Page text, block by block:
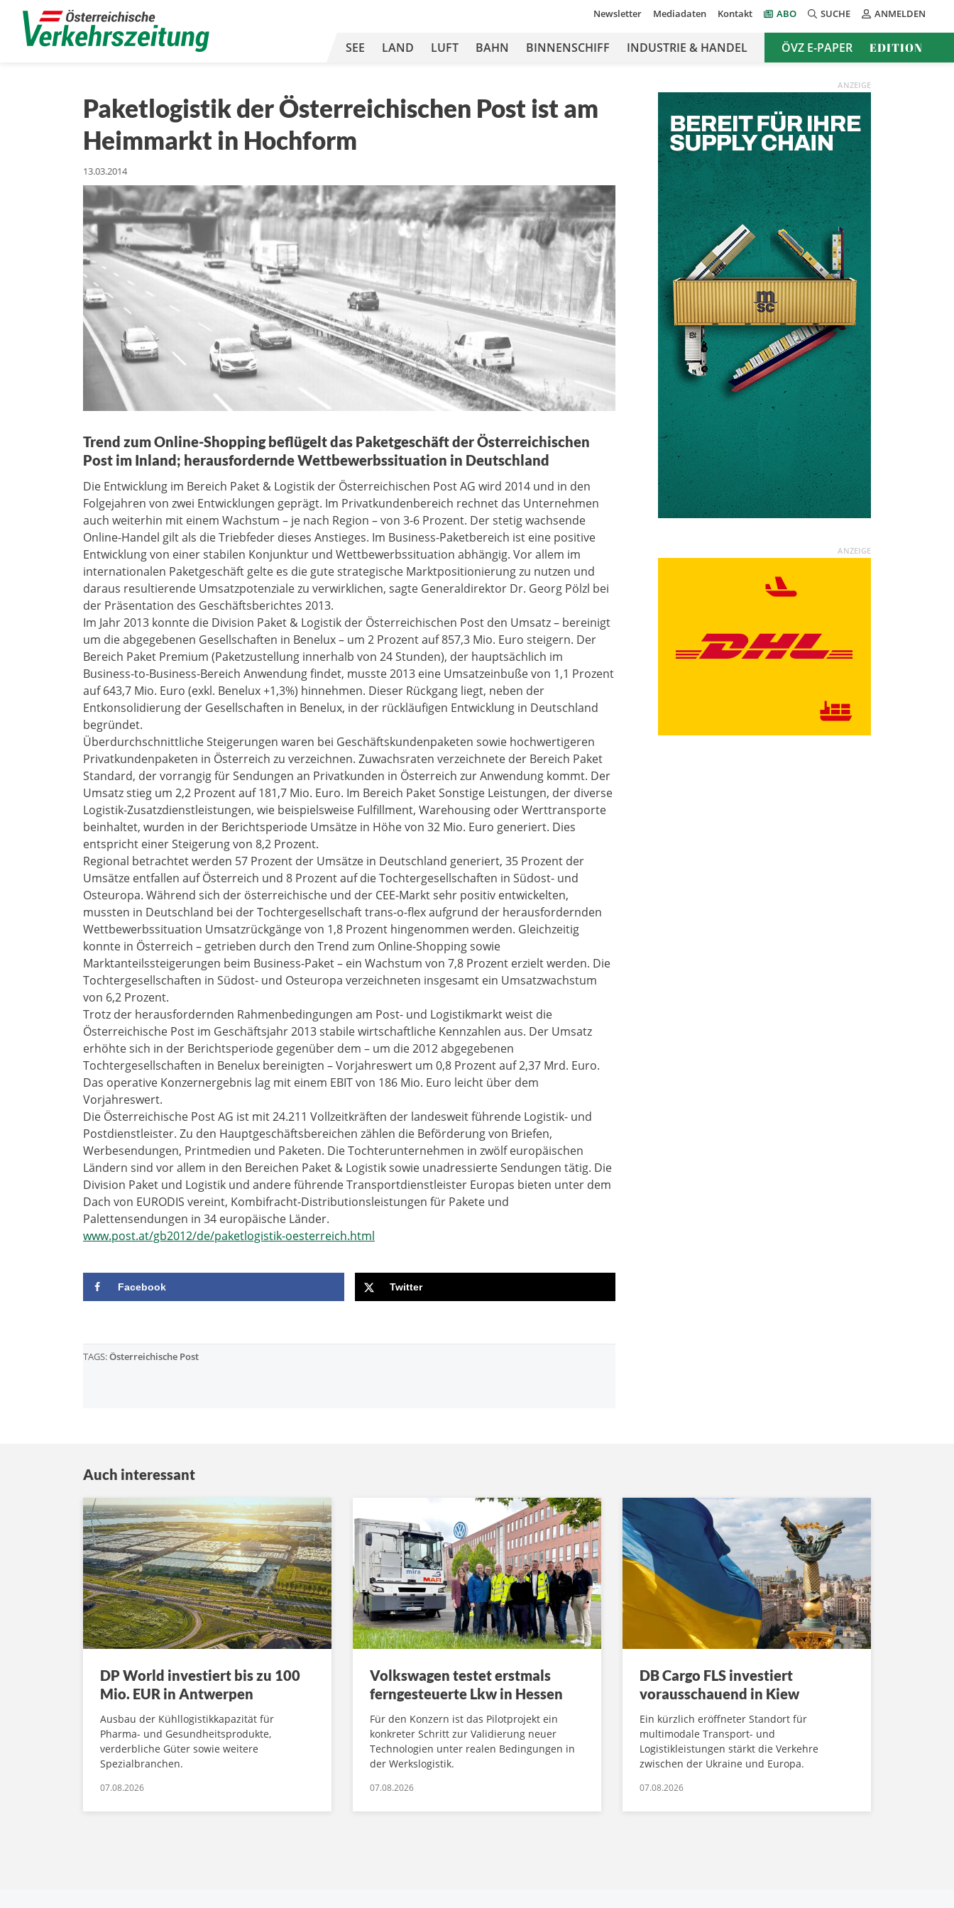
Newsletter Mediadaten Kontakt ABO SUCHE ANMELDEN
SEE LAND LUFT BAHN BINNENSCHIFF INDUSTRIE & HANDEL ÖVZ E-PAPER EDITION
Paketlogistik der Österreichischen Post ist am
Heimmarkt in Hochform
13.03.2014
Trend zum Online-Shopping beflügelt das Paketgeschäft der Österreichischen
Post im Inland; herausfordernde Wettbewerbssituation in Deutschland
Die Entwicklung im Bereich Paket & Logistik der Österreichischen Post AG wird 2014 und in den
Folgejahren von zwei Entwicklungen geprägt. Im Privatkundenbereich rechnet das Unternehmen
auch weiterhin mit einem Wachstum – je nach Region – von 3-6 Prozent. Der stetig wachsende
Online-Handel gilt als die Triebfeder dieses Anstieges. Im Business-Paketbereich ist eine positive
Entwicklung von einer stabilen Konjunktur und Wettbewerbssituation abhängig. Vor allem im
internationalen Paketgeschäft gelte es die gute strategische Marktpositionierung zu nutzen und
daraus resultierende Umsatzpotenziale zu verwirklichen, sagte Generaldirektor Dr. Georg Pölzl bei
der Präsentation des Geschäftsberichtes 2013.
Im Jahr 2013 konnte die Division Paket & Logistik der Österreichischen Post den Umsatz – bereinigt
um die abgegebenen Gesellschaften in Benelux – um 2 Prozent auf 857,3 Mio. Euro steigern. Der
Bereich Paket Premium (Paketzustellung innerhalb von 24 Stunden), der hauptsächlich im
Business-to-Business-Bereich Anwendung findet, musste 2013 eine Umsatzeinbuße von 1,1 Prozent
auf 643,7 Mio. Euro (exkl. Benelux +1,3%) hinnehmen. Dieser Rückgang liegt, neben der
Entkonsolidierung der Gesellschaften in Benelux, in der rückläufigen Entwicklung in Deutschland
begründet.
Überdurchschnittliche Steigerungen waren bei Geschäftskundenpaketen sowie hochwertigeren
Privatkundenpaketen in Österreich zu verzeichnen. Zuwachsraten verzeichnete der Bereich Paket
Standard, der vorrangig für Sendungen an Privatkunden in Österreich zur Anwendung kommt. Der
Umsatz stieg um 2,2 Prozent auf 181,7 Mio. Euro. Im Bereich Paket Sonstige Leistungen, der diverse
Logistik-Zusatzdienstleistungen, wie beispielsweise Fulfillment, Warehousing oder Werttransporte
beinhaltet, wurden in der Berichtsperiode Umsätze in Höhe von 32 Mio. Euro generiert. Dies
entspricht einer Steigerung von 8,2 Prozent.
Regional betrachtet werden 57 Prozent der Umsätze in Deutschland generiert, 35 Prozent der
Umsätze entfallen auf Österreich und 8 Prozent auf die Tochtergesellschaften in Südost- und
Osteuropa. Während sich der österreichische und der CEE-Markt sehr positiv entwickelten,
mussten in Deutschland bei der Tochtergesellschaft trans-o-flex aufgrund der herausfordernden
Wettbewerbssituation Umsatzrückgänge von 1,8 Prozent hingenommen werden. Gleichzeitig
konnte in Österreich – getrieben durch den Trend zum Online-Shopping sowie
Marktanteilssteigerungen beim Business-Paket – ein Wachstum von 7,8 Prozent erzielt werden. Die
Tochtergesellschaften in Südost- und Osteuropa verzeichneten insgesamt ein Umsatzwachstum
von 6,2 Prozent.
Trotz der herausfordernden Rahmenbedingungen am Post- und Logistikmarkt weist die
Österreichische Post im Geschäftsjahr 2013 stabile wirtschaftliche Kennzahlen aus. Der Umsatz
erhöhte sich in der Berichtsperiode gegenüber dem – um die 2012 abgegebenen
Tochtergesellschaften in Benelux bereinigten – Vorjahreswert um 0,8 Prozent auf 2,37 Mrd. Euro.
Das operative Konzernergebnis lag mit einem EBIT von 186 Mio. Euro leicht über dem
Vorjahreswert.
Die Österreichische Post AG ist mit 24.211 Vollzeitkräften der landesweit führende Logistik- und
Postdienstleister. Zu den Hauptgeschäftsbereichen zählen die Beförderung von Briefen,
Werbesendungen, Printmedien und Paketen. Die Tochterunternehmen in zwölf europäischen
Ländern sind vor allem in den Bereichen Paket & Logistik sowie unadressierte Sendungen tätig. Die
Division Paket und Logistik und andere führende Transportdienstleister Europas bieten unter dem
Dach von EURODIS vereint, Kombifracht-Distributionsleistungen für Pakete und
Palettensendungen in 34 europäische Länder.
www.post.at/gb2012/de/paketlogistik-oesterreich.html
Facebook Twitter
TAGS:Österreichische Post
ANZEIGE
ANZEIGE
Auch interessant
DP World investiert bis zu 100
Mio. EUR in Antwerpen
Ausbau der Kühllogistikkapazität für
Pharma- und Gesundheitsprodukte,
verderbliche Güter sowie weitere
Spezialbranchen.
07.08.2026
Volkswagen testet erstmals
ferngesteuerte Lkw in Hessen
Für den Konzern ist das Pilotprojekt ein
konkreter Schritt zur Validierung neuer
Technologien unter realen Bedingungen in
der Werkslogistik.
07.08.2026
DB Cargo FLS investiert
vorausschauend in Kiew
Ein kürzlich eröffneter Standort für
multimodale Transport- und
Logistikleistungen stärkt die Verkehre
zwischen der Ukraine und Europa.
07.08.2026